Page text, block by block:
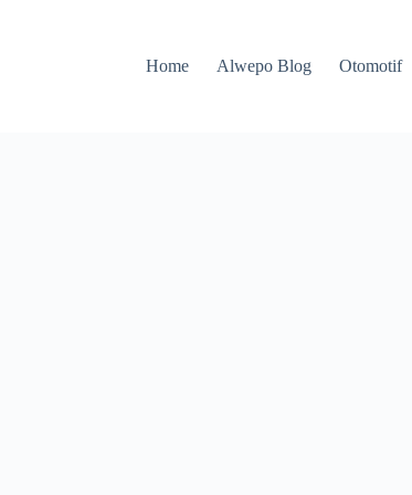
Home
Alwepo Blog Otomotif